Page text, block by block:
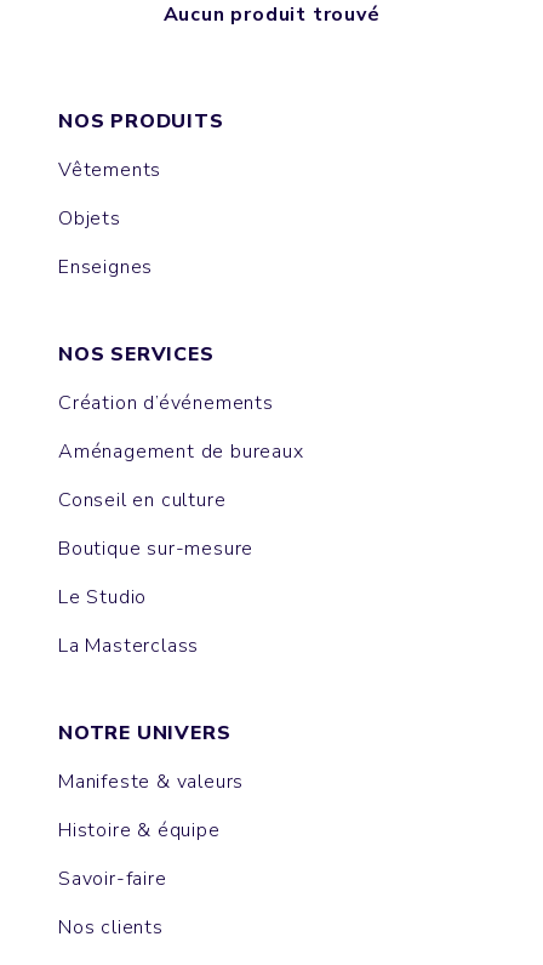
Aucun produit trouvé
NOS PRODUITS
Vêtements
Objets
Enseignes
NOS SERVICES
Création d’événements
Aménagement de bureaux
Conseil en culture
Boutique sur-mesure
Le Studio
La Masterclass
NOTRE UNIVERS
Manifeste & valeurs
Histoire & équipe
Savoir-faire
Nos clients